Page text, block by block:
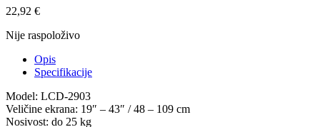
22,92 €
Nije raspoloživo
Opis
Specifikacije
Model: LCD-2903
Veličine ekrana: 19″ – 43″ / 48 – 109 cm
Nosivost: do 25 kg